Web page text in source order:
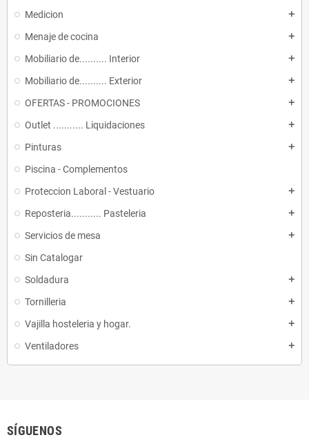
Medicion add
Menaje de cocina add
Mobiliario de.......... Interior add
Mobiliario de.......... Exterior add
OFERTAS - PROMOCIONES add
Outlet ........... Liquidaciones add
Pinturas add
Piscina - Complementos
Proteccion Laboral - Vestuario
add
Reposteria........... Pasteleria add
Servicios de mesa add
Sin Catalogar
Soldadura
add
Tornilleria add
Vajilla hosteleria y hogar. add
Ventiladores add
SÍGUENOS